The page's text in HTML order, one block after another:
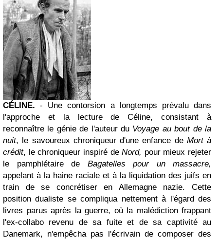
CÉLINE. - Une contorsion a longtemps prévalu dans
l'approche et la lecture de Céline, consistant à
reconnaître le génie de l'auteur du Voyage au bout de la
nuit, le savoureux chroniqueur d'une enfance de Mort à
crédit, le chroniqueur inspiré deNord, pour mieux rejeter
le pamphlétaire de Bagatelles pour un massacre,
appelant à la haine raciale et à la liquidation des juifs en
train de se concrétiser en Allemagne nazie. Cette
position dualiste se compliqua nettement à l'égard des
livres parus après la guerre, où la malédiction frappant
l'ex-collabo revenu de sa fuite et de sa captivité au
Danemark, n'empêcha pas l'écrivain de composer des